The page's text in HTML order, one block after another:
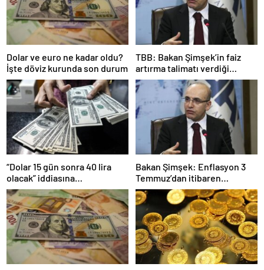
Dolar ve euro ne kadar oldu?
İşte döviz kurunda son durum
TBB: Bakan Şimşek’in faiz
artırma talimatı verdiği
iddiası yalan
“Dolar 15 gün sonra 40 lira
olacak” iddiasına
Cumhurbaşkanlığından
yalanlama geldi
Bakan Şimşek: Enflasyon 3
Temmuz’dan itibaren
düşmeye başlayacak